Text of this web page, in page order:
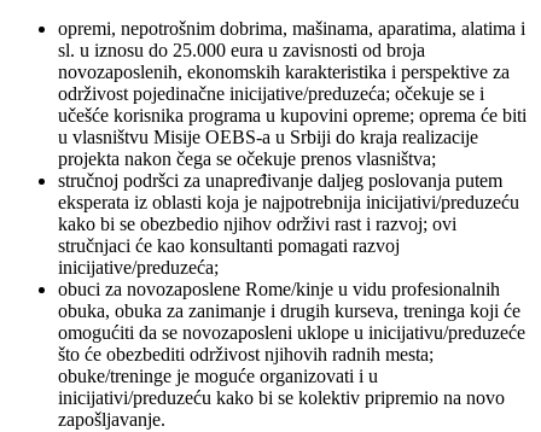
opremi, nepotrošnim dobrima, mašinama, aparatima, alatima i
sl. u iznosu do 25.000 eura u zavisnosti od broja
novozaposlenih, ekonomskih karakteristika i perspektive za
održivost pojedinačne inicijative/preduzeća; očekuje se i
učešće korisnika programa u kupovini opreme; oprema će biti
u vlasništvu Misije OEBS-a u Srbiji do kraja realizacije
projekta nakon čega se očekuje prenos vlasništva;
stručnoj podršci za unapređivanje daljeg poslovanja putem
eksperata iz oblasti koja je najpotrebnija inicijativi/preduzeću
kako bi se obezbedio njihov održivi rast i razvoj; ovi
stručnjaci će kao konsultanti pomagati razvoj
inicijative/preduzeća;
obuci za novozaposlene Rome/kinje u vidu profesionalnih
obuka, obuka za zanimanje i drugih kurseva, treninga koji će
omogućiti da se novozaposleni uklope u inicijativu/preduzeće
što će obezbediti održivost njihovih radnih mesta;
obuke/treninge je moguće organizovati i u
inicijativi/preduzeću kako bi se kolektiv pripremio na novo
zapošljavanje.